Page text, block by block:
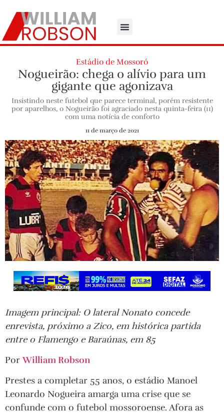
Estádio de Mossoró
Nogueirão: chega o alívio para um
gigante que agonizava
Insistindo neste futebol que parece terminal, porém resistente
por aparelhos, o Nogueirão foi agraciado nesta quinta-feira (11)
com uma notícia de conforto
11 de março de 2021
Imagem principal: O lateral Nonato concede
enrevista, próximo a Zico, em histórica partida
entre o Flamengo e Baraúnas, em 85
PorWilliam Robson
Prestes a completar 55 anos, o estádio Manoel
Leonardo Nogueira amarga uma crise que se
confunde com o futebol mossoroense. Afora as